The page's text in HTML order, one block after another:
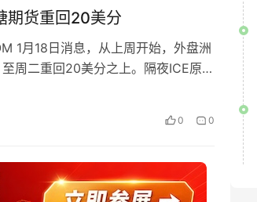
期货重回20美分
1月18日消息，从上周开始，外盘洲
周二重回20美分之上。隔夜ICE原糖
0 0